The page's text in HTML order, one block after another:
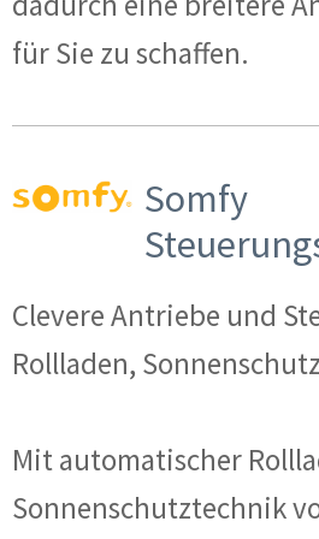
für Sie zu schaffen.
Somfy
Clevere Antriebe und
Rollladen,
Mit automatischer
Sonnenschutztechnik